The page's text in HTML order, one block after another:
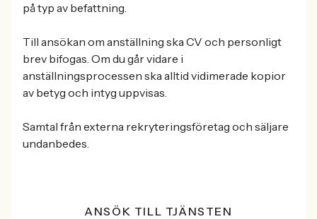
på typ av befattning.
Till ansökan om anställning ska CV och personligt
brev bifogas. Om du går vidare i
anställningsprocessen ska alltid vidimerade kopior
av betyg och intyg uppvisas.
Samtal från externa rekryteringsföretag och säljare
undanbedes.
ANSÖK TILL TJÄNSTEN